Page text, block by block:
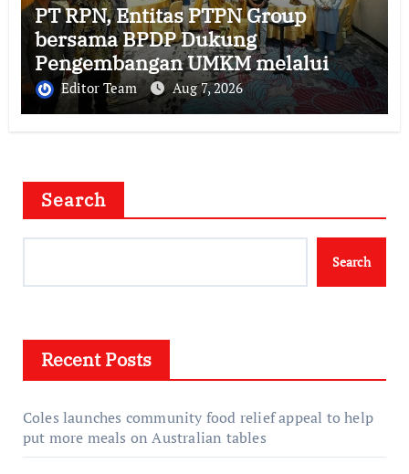
PT RPN, Entitas PTPN Group
bersama BPDP Dukung
Pengembangan UMKM melalui
Workshop Pangan Sehat Berbasis
Minyak Sawit
Editor Team Aug 7, 2026
Search
Search
Recent Posts
Coles launches community food relief appeal to help
put more meals on Australian tables